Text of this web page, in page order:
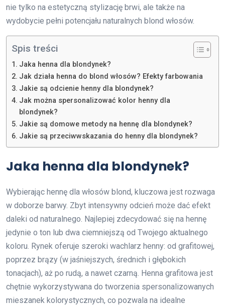
nie tylko na estetyczną stylizację brwi, ale także na
wydobycie pełni potencjału naturalnych blond włosów.
Spis treści
Jaka henna dla blondynek?
Jak działa henna do blond włosów? Efekty farbowania
Jakie są odcienie henny dla blondynek?
Jak można spersonalizować kolor henny dla
blondynek?
Jakie są domowe metody na hennę dla blondynek?
Jakie są przeciwwskazania do henny dla blondynek?
Jaka henna dla blondynek?
Wybierając hennę dla włosów blond, kluczowa jest rozwaga
w doborze barwy. Zbyt intensywny odcień może dać efekt
daleki od naturalnego. Najlepiej zdecydować się na hennę
jedynie o ton lub dwa ciemniejszą od Twojego aktualnego
koloru. Rynek oferuje szeroki wachlarz henny: od grafitowej,
poprzez brązy (w jaśniejszych, średnich i głębokich
tonacjach), aż po rudą, a nawet czarną. Henna grafitowa jest
chętnie wykorzystywana do tworzenia spersonalizowanych
mieszanek kolorystycznych, co pozwala na idealne